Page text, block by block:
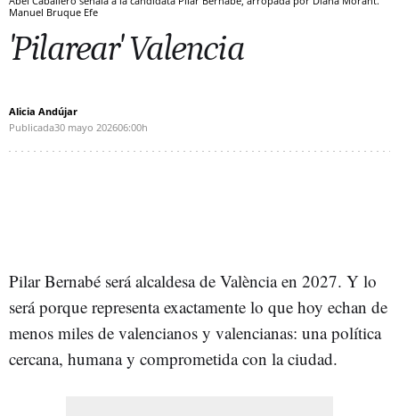
Manuel Bruque Efe
'Pilarear' Valencia
Alicia Andújar
Publicada30 mayo 202606:00h
Pilar Bernabé será alcaldesa de València en 2027. Y lo
será porque representa exactamente lo que hoy echan de
menos miles de valencianos y valencianas: una política
cercana, humana y comprometida con la ciudad.